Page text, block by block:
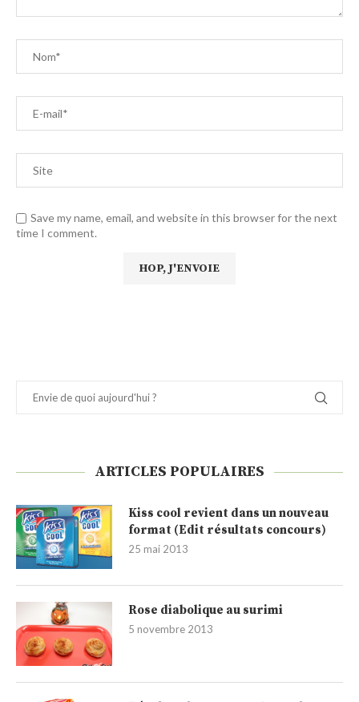
Save my name, email, and website in this browser for the next
time I comment.
ARTICLES POPULAIRES
Kiss cool revient dans un nouveau
format (Edit résultats concours)
25 mai 2013
Rose diabolique au surimi
5 novembre 2013